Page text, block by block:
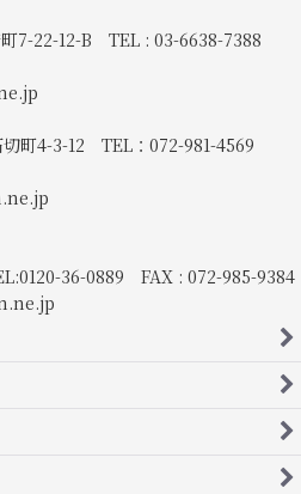
町7-22-12-B TEL : 03-6638-7388
切町4-3-12 TEL：072-981-4569
36-0889 FAX : 072-985-9384